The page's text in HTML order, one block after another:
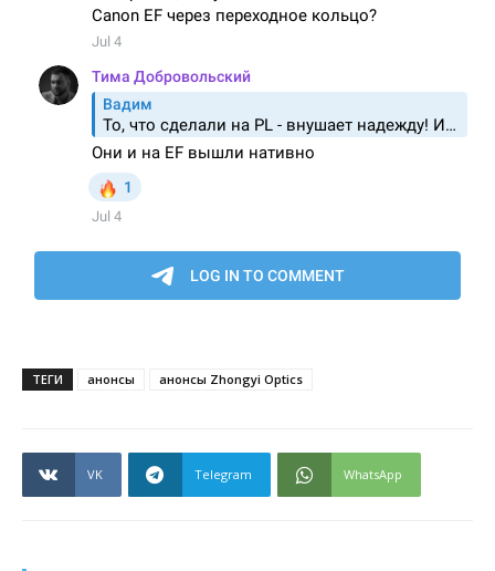
ТЕГИ анонсы анонсы Zhongyi Optics
VK Telegram WhatsApp